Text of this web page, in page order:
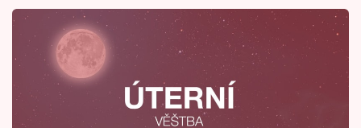
Celebrity
Vztahy
Seriály